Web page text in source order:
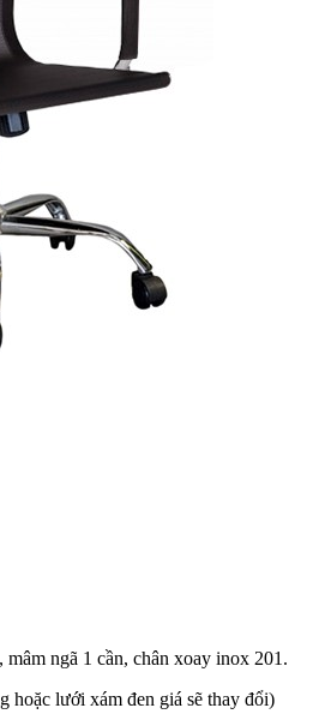
ngã 1 cần, chân xoay inox 201.
lưới xám đen giá sẽ thay đổi)